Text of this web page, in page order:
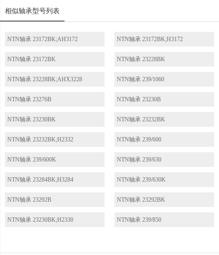
相似轴承型号列表
NTN轴承 23172BK;AH3172 NTN轴承 23172BK;H3172
NTN轴承 23172BK NTN轴承 23228BK
NTN轴承 23228BK;AHX3228 NTN轴承 239/1060
NTN轴承 23276B NTN轴承 23230B
NTN轴承 23230BK NTN轴承 23232BK
NTN轴承 23232BK;H2332 NTN轴承 239/600
NTN轴承 239/600K NTN轴承 239/630
NTN轴承 23284BK;H3284 NTN轴承 239/630K
NTN轴承 23292B NTN轴承 23292BK
NTN轴承 23230BK;H2330 NTN轴承 239/850